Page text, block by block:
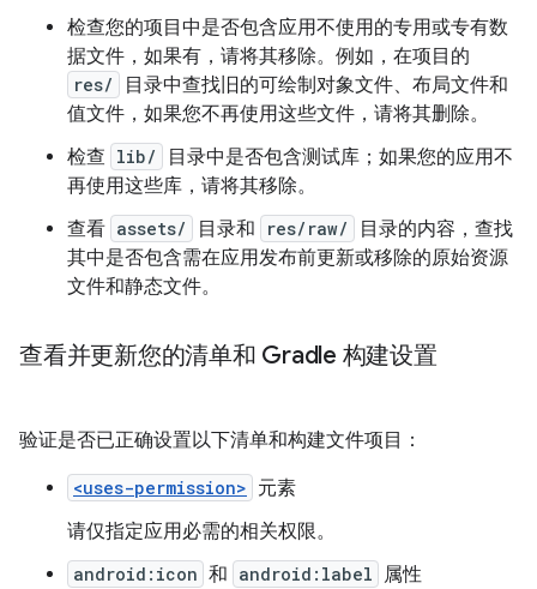
检查您的项目中是否包含应用不使用的专用或专有数
据文件，如果有，请将其移除。例如，在项目的
res/
目录中查找旧的可绘制对象文件、布局文件和
值文件，如果您不再使用这些文件，请将其删除。
检查 lib/
目录中是否包含测试库；如果您的应用不
再使用这些库，请将其移除。
查看 assets/ 目录和 res/raw/
目录的内容，查找
其中是否包含需在应用发布前更新或移除的原始资源
文件和静态文件。
查看并更新您的清单和 Gradle 构建设置
验证是否已正确设置以下清单和构建文件项目：
<uses-permission> 元素
请仅指定应用必需的相关权限。
android:icon 和 android:label 属性